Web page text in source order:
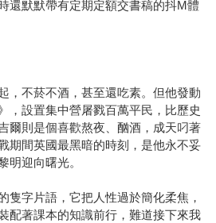
還默默帶有定期定額交書稿的抖M體
，不菸不酒，甚至還吃素。但他發動
，設置集中營屠戮百萬平民，比歷史
爾則是個喜歡熬夜、酗酒，成天叼著
期間英國最黑暗的時刻，是他永不妥
明迎向曙光。
隻字片語，它把人性過於簡化柔焦，
配著課本的知識前行，難道接下來我